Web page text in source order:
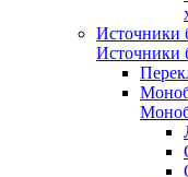
Источники
Источники